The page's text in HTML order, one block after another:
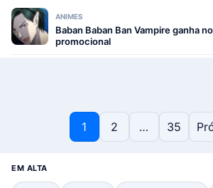
ANIMES
Baban Baban Ban Vampire ganha
promocional
1 2 … 35
EM ALTA